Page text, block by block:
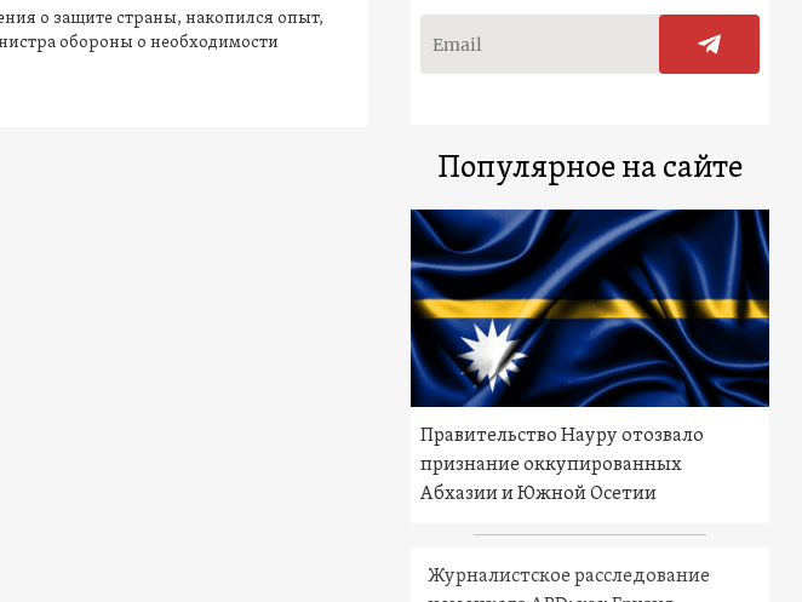
о защите страны, накопился опыт,
обороны о необходимости
Популярное на сайте
Правительство Науру отозвало
признание оккупированных
Абхазии и Южной Осетии
Журналистское расследование